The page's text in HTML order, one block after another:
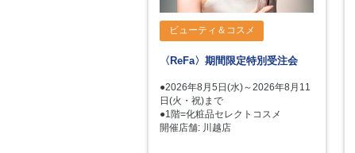
ビューティ＆コスメ
〈ReFa〉期間限定特別受注会
●2026年8月5日(水)～2026年8月11
日(火・祝)まで
●1階=化粧品セレクトコスメ
開催店舗: 川越店